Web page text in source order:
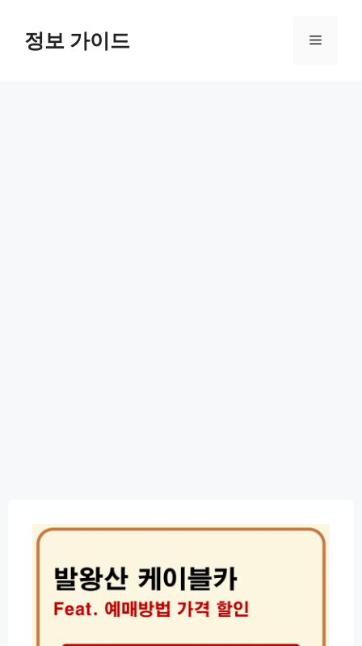
정보 가이드 메